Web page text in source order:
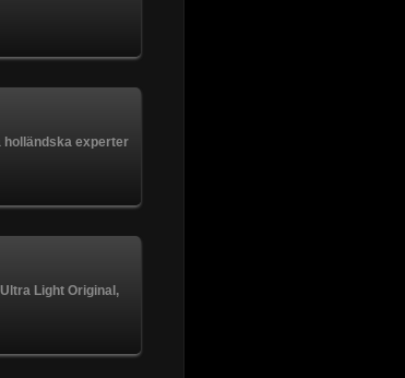
holländska experter
Light Original,